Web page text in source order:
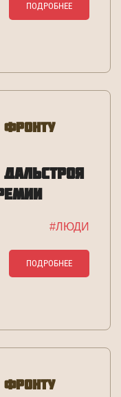
ПОДРОБНЕЕ
Фронту
#ЛЮДИ
ПОДРОБНЕЕ
Фронту